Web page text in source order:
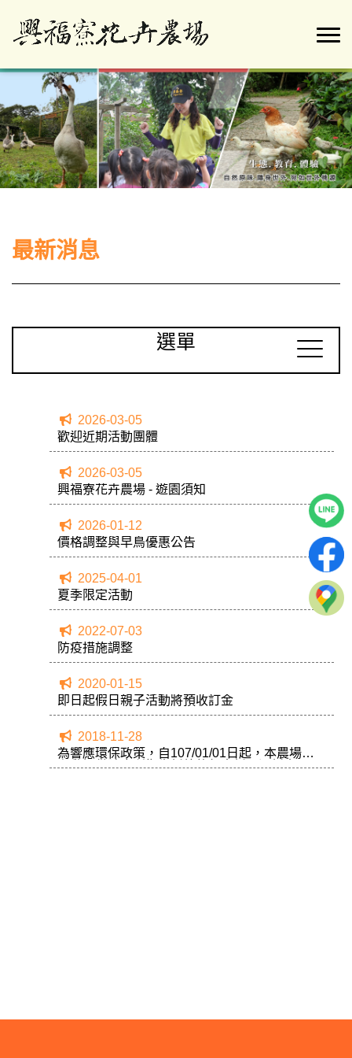
最新消息
選單
2026-03-05
歡迎近期活動團體
2026-03-05
興福寮花卉農場 - 遊園須知
2026-01-12
價格調整與早鳥優惠公告
2025-04-01
夏季限定活動
2022-07-03
防疫措施調整
2020-01-15
即日起假日親子活動將預收訂金
2018-11-28
為響應環保政策，自107/01/01日起，本農場不
主動提供除廁所衛生紙外的餐巾紙、濕紙巾及環